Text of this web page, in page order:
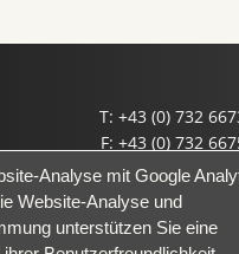
T: +43 (0) 732
F: +43 (0) 732
E-Mail: office@prof-
Analyse mit Google
Website-Analyse und
unterstützen Sie eine